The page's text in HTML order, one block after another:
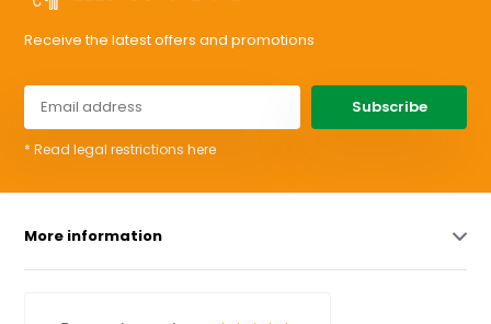
Receive the latest offers and promotions
Subscribe
* Read legal restrictions here
More information